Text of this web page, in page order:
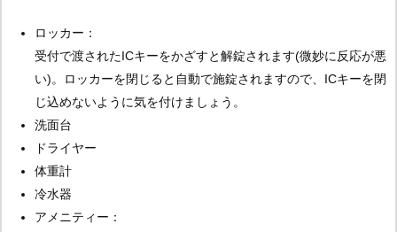
ロッカー：
受付で渡されたICキーをかざすと解錠されます(微妙に反応が悪
い)。ロッカーを閉じると自動で施錠されますので、ICキーを閉
じ込めないように気を付けましょう。
洗面台
ドライヤー
体重計
冷水器
アメニティー：